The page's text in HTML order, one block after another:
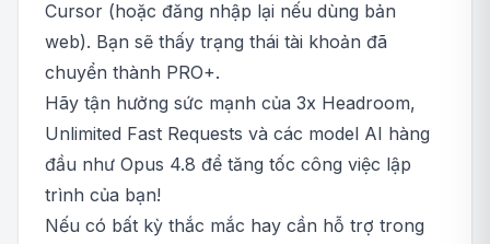
Cursor (hoặc đăng nhập lại nếu dùng bản
web). Bạn sẽ thấy trạng thái tài khoản đã
chuyển thành PRO+.
Hãy tận hưởng sức mạnh của 3x Headroom,
Unlimited Fast Requests và các model AI hàng
đầu như Opus 4.8 để tăng tốc công việc lập
trình của bạn!
Nếu có bất kỳ thắc mắc hay cần hỗ trợ trong